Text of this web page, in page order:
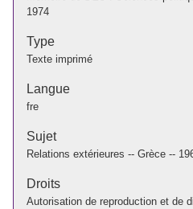
1974
Type
Texte imprimé
Langue
fre
Sujet
Relations extérieures -- Grèce --
Droits
Autorisation de reproduction et de